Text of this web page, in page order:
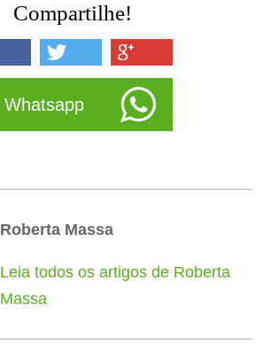
Compartilhe!
Whatsapp
Roberta Massa
Leia todos os artigos de Roberta
Massa